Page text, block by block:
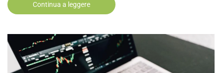
Continua a leggere